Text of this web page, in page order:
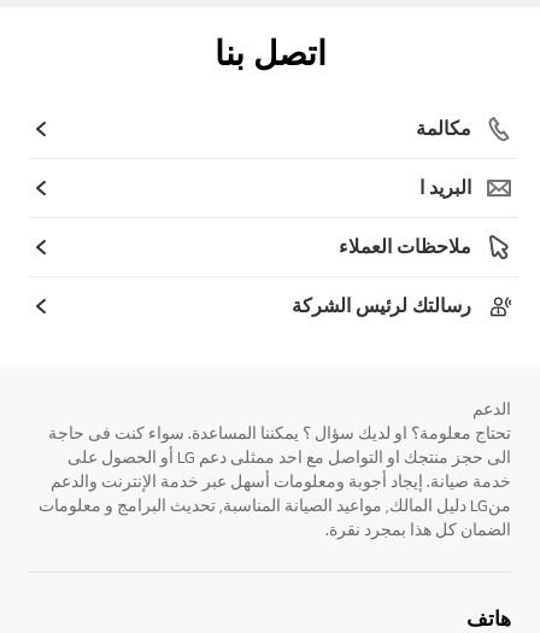
اتصل بنا
مكالمة
البريد ا
ملاحظات العملاء
رسالتك لرئيس الشركة
الدعم
تحتاج معلومة؟ او لديك سؤال ؟ يمكننا المساعدة. سواء كنت فى حاجة
الى حجز منتجك او التواصل مع احد ممثلى دعم LG أو الحصول على
خدمة صيانة. إيجاد أجوبة ومعلومات أسهل عبر خدمة الإنترنت والدعم
منLG دليل المالك, مواعيد الصيانة المناسبة, تحديث البرامج و معلومات
الضمان كل هذا بمجرد نقرة.
هاتف